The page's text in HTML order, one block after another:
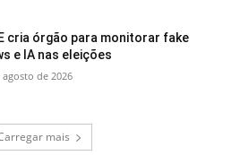
cria órgão para monitorar fake
e IA nas eleições
agosto de 2026
mais